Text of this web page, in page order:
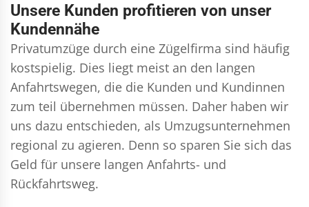
Unsere Kunden profitieren von unser
Kundennähe
Privatumzüge durch eine Zügelfirma sind häufig
kostspielig. Dies liegt meist an den langen
Anfahrtswegen, die die Kunden und Kundinnen
zum teil übernehmen müssen. Daher haben wir
uns dazu entschieden, als Umzugsunternehmen
regional zu agieren. Denn so sparen Sie sich das
Geld für unsere langen Anfahrts- und
Rückfahrtsweg.